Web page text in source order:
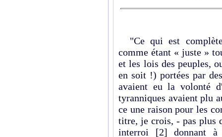
"Ce qui est
comme étant « juste »
et les lois des peuples,
en soit !) portées par
avaient eu la volonté
tyranniques avaient plu
ce une raison pour les
titre, je crois, - pas plus
interroi [2] donnant